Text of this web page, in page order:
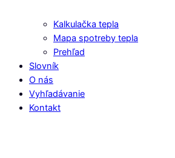
Kalkulačka tepla
Mapa spotreby tepla
Prehľad
Slovník
O nás
Vyhľadávanie
Kontakt